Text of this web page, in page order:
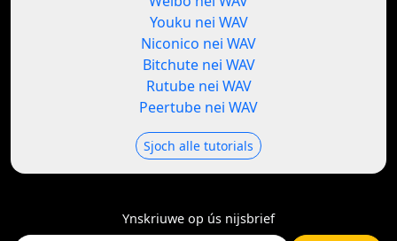
Youku nei WAV
Niconico nei WAV
Bitchute nei WAV
Rutube nei WAV
Peertube nei WAV
Sjoch alle tutorials
Ynskriuwe op ús nijsbrief